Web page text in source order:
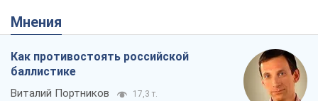
Мнения
Как противостоять российской
баллистике
Виталий Портников 17,3 т.